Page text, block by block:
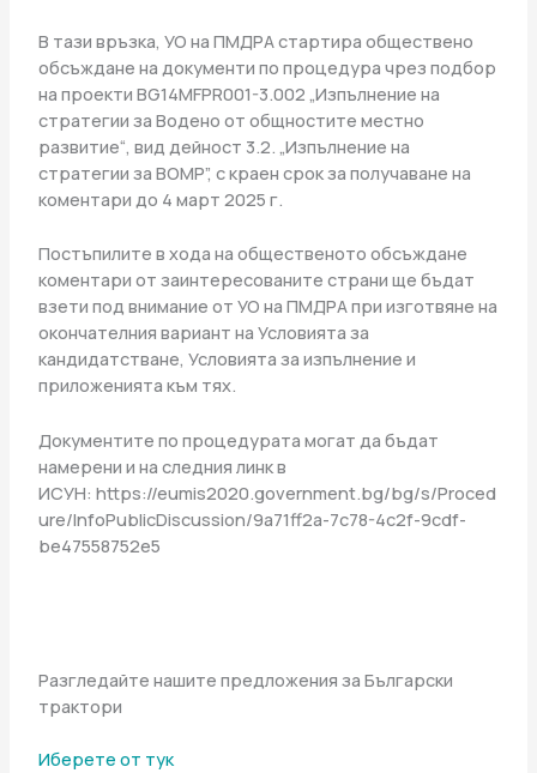
В тази връзка, УО на ПМДРА стартира обществено
обсъждане на документи по процедура чрез подбор
на проекти BG14MFPR001-3.002 „Изпълнение на
стратегии за Водено от общностите местно
развитие“, вид дейност 3.2. „Изпълнение на
стратегии за ВОМР”, с краен срок за получаване на
коментари до 4 март 2025 г.
Постъпилите в хода на общественото обсъждане
коментари от заинтересованите страни ще бъдат
взети под внимание от УО на ПМДРА при изготвяне на
окончателния вариант на Условията за
кандидатстване, Условията за изпълнение и
приложенията към тях.
Документите по процедурата могат да бъдат
намерени и на следния линк в
ИСУН: https://eumis2020.government.bg/bg/s/Proced
ure/InfoPublicDiscussion/9a71ff2a-7c78-4c2f-9cdf-
be47558752e5
Разгледайте нашите предложения за Български
трактори
Иберете от тук